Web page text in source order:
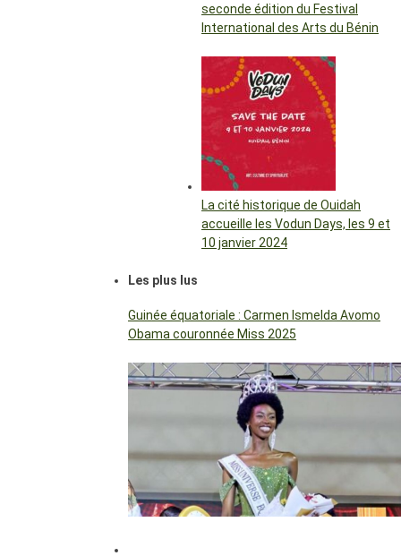
seconde édition du Festival
International des Arts du Bénin
La cité historique de Ouidah
accueille les Vodun Days, les 9 et
10 janvier 2024
Les plus lus
Guinée équatoriale : Carmen Ismelda Avomo
Obama couronnée Miss 2025